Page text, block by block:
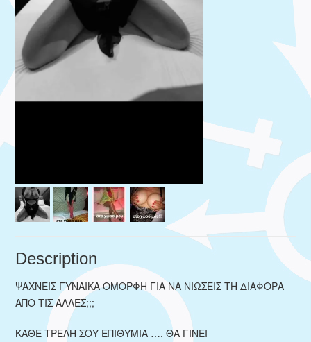
Description
ΨΑΧΝΕΙΣ ΓΥΝΑΙΚΑ ΟΜΟΡΦΗ ΓΙΑ ΝΑ ΝΙΩΣΕΙΣ ΤΗ ΔΙΑΦΟΡΑ
ΑΠΟ ΤΙΣ ΑΛΛΕΣ;;;
ΚΑΘΕ ΤΡΕΛΗ ΣΟΥ ΕΠΙΘΥΜΙΑ …. ΘΑ ΓΙΝΕΙ